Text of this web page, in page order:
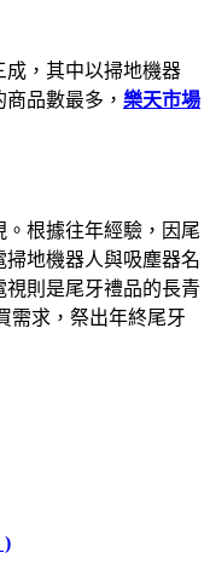
成，其中以掃地機器
品數最多， 樂天市場
。根據往年經驗，因尾
地機器人與吸塵器名
則是尾牙禮品的長青
需求，祭出年終尾牙
)